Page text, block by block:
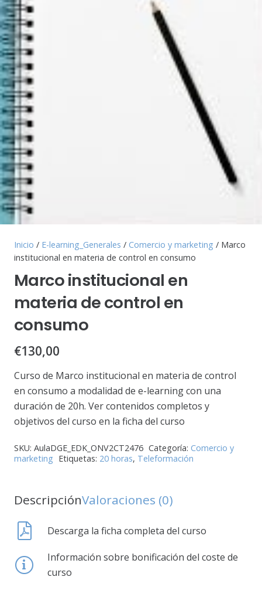
Inicio / E-learning_Generales / Comercio y marketing / Marco
institucional en materia de control en consumo
Marco institucional en
materia de control en
consumo
€130,00
Curso de Marco institucional en materia de control
en consumo a modalidad de e-learning con una
duración de 20h. Ver contenidos completos y
objetivos del curso en la ficha del curso
SKU: AulaDGE_EDK_ONV2CT2476 Categoría: Comercio y
marketing Etiquetas: 20 horas, Teleformación
DescripciónValoraciones (0)
Descarga la ficha completa del curso
Información sobre bonificación del coste de
curso